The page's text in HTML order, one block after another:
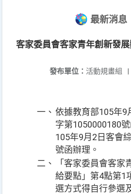
最新消息
客家委員會客家青年創新發
發布單位： 活動規畫組 |
一、 依據教育部105年9
字第1050000180
105年9月2日客會
號函辦理。
二、
「客家委員會客家
給要點」第4點第1
選方式得自行參選